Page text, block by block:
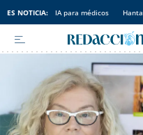
ES NOTICIA: IA para médicos